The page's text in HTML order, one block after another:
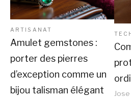
ARTISANAT
Amulet gemstones :
porter des pierres
d’exception comme un
bijou talisman élégant
Jose